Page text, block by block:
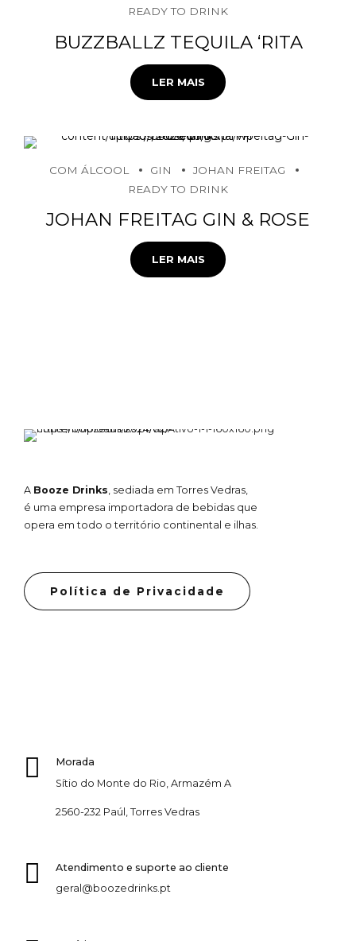
READY TO DRINK
BUZZBALLZ TEQUILA ‘RITA
LER MAIS
COM ÁLCOOL GIN
JOHAN FREITAG
READY TO DRINK
JOHAN FREITAG GIN & ROSE
LER MAIS
A Booze Drinks, sediada em Torres Vedras,
é uma empresa importadora de bebidas que
opera em todo o território continental e ilhas.
Política de Privacidade
Morada
Sítio do Monte do Rio, Armazém A
2560-232 Paúl, Torres Vedras
Atendimento e suporte ao cliente
geral@boozedrinks.pt